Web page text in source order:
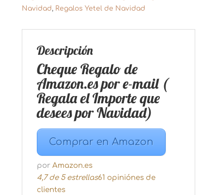
Navidad, Regalos Yetel de Navidad
Descripción
Cheque Regalo de
Amazon.es por e-mail (
Regala el Importe que
desees por Navidad)
Comprar en Amazon
por Amazon.es
4,7 de 5 estrellas61 opiniónes de
clientes